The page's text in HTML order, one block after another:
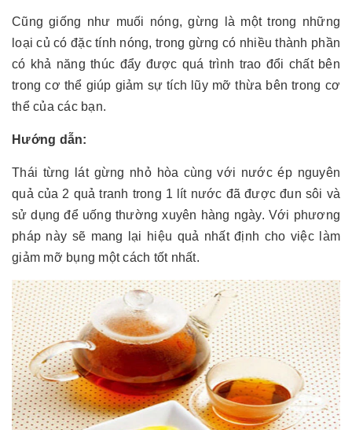
Cũng giống như muối nóng, gừng là một trong những
loại củ có đặc tính nóng, trong gừng có nhiều thành phần
có khả năng thúc đẩy được quá trình trao đổi chất bên
trong cơ thể giúp giảm sự tích lũy mỡ thừa bên trong cơ
thể của các bạn.
Hướng dẫn:
Thái từng lát gừng nhỏ hòa cùng với nước ép nguyên
quả của 2 quả tranh trong 1 lít nước đã được đun sôi và
sử dụng để uống thường xuyên hàng ngày. Với phương
pháp này sẽ mang lại hiệu quả nhất định cho việc làm
giảm mỡ bụng một cách tốt nhất.